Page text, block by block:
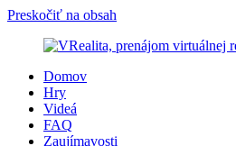
Preskočiť na obsah
Domov
Hry
Videá
FAQ
Zaujímavosti